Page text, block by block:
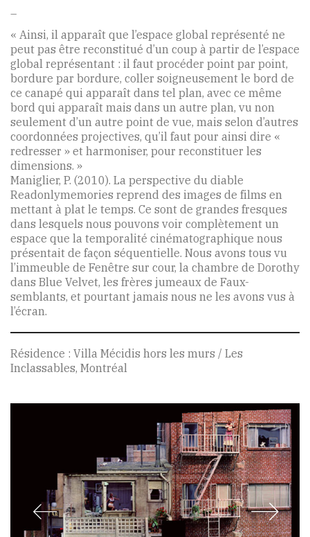
–
« Ainsi, il apparaît que l’espace global représenté ne
peut pas être reconstitué d’un coup à partir de l’espace
global représentant : il faut procéder point par point,
bordure par bordure, coller soigneusement le bord de
ce canapé qui apparaît dans tel plan, avec ce même
bord qui apparaît mais dans un autre plan, vu non
seulement d’un autre point de vue, mais selon d’autres
coordonnées projectives, qu’il faut pour ainsi dire «
redresser » et harmoniser, pour reconstituer les
dimensions. »
Maniglier, P. (2010). La perspective du diable
Readonlymemories reprend des images de films en
mettant à plat le temps. Ce sont de grandes fresques
dans lesquels nous pouvons voir complètement un
espace que la temporalité cinématographique nous
présentait de façon séquentielle. Nous avons tous vu
l’immeuble de Fenêtre sur cour, la chambre de Dorothy
dans Blue Velvet, les frères jumeaux de Faux-
semblants, et pourtant jamais nous ne les avons vus à
l’écran.
Résidence : Villa Mécidis hors les murs / Les
Inclassables, Montréal